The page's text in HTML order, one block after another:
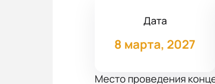
Дата
8 марта, 2027
Место проведения